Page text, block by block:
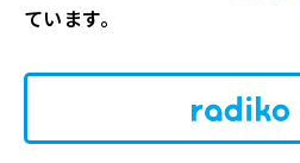
ています。